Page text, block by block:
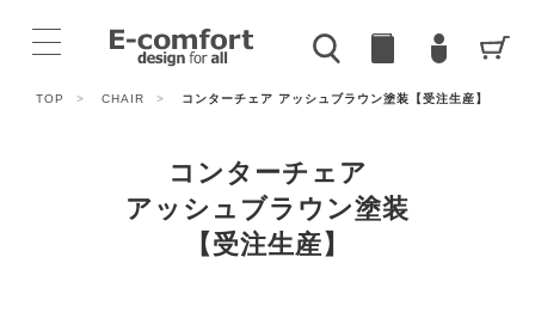
TOP > CHAIR > コンターチェア アッシュブラウン塗装【受注生産】
コンターチェア
アッシュブラウン塗装
【受注生産】